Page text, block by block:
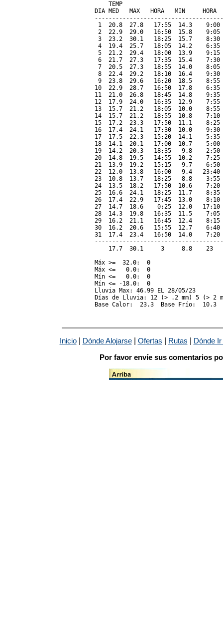
TEMP
DIA MED   MAX   HORA   MIN
1  20.8  27.8   17:55  14.3
2  22.9  29.0   16:50  15.8
3  23.2  30.1   18:25  15.7
4  19.4  25.7   18:05  14.2
5  21.2  29.4   18:00  13.9
6  21.7  27.3   17:35  15.4
7  20.5  27.3   18:55  14.0
8  22.4  29.2   18:10  16.4
9  23.8  29.6   16:20  18.5
10  22.9  28.7   16:50  17.8
11  21.0  26.8   18:45  14.8
12  17.9  24.0   16:35  12.9
13  15.7  21.2   18:05  10.0
14  15.7  21.2   18:55  10.8
15  17.2  23.3   17:50  11.1
16  17.4  24.1   17:30  10.0
17  17.5  22.3   15:20  14.1
18  14.1  20.1   17:00  10.7
19  14.2  20.3   18:35   9.8
20  14.8  19.5   14:55  10.2
21  13.9  19.2   15:15   9.7
22  12.0  13.8   16:00   9.4
23  10.8  13.7   18:25   8.8
24  13.5  18.2   17:50  10.6
25  16.6  24.1   18:25  11.7
26  17.4  22.9   17:45  13.0
27  14.7  18.6    0:25  12.0
28  14.3  19.8   16:35  11.5
29  16.2  21.1   16:45  12.4
30  16.2  20.6   15:55  12.7
31  17.4  23.4   16:50  14.0
17.7  30.1     3     8.8    23
Máx >=  32.0:  0
Máx <=   0.0:  0
Mín <=   0.0:  0
Mín <= -18.0:  0
Lluvia Max: 46.99 EL 28/05/23
Días de Lluvia: 12 (> .2 mm) 5 (> 2
Inicio| Dónde Alojarse| Ofertas Rutas Dónde
Por favor envíe sus comentarios